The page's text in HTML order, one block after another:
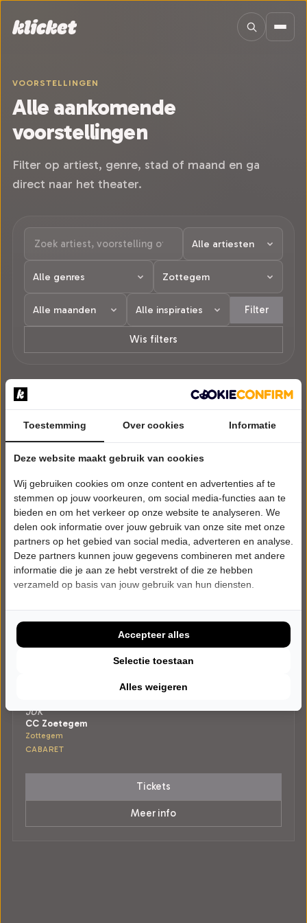
VOORSTELLINGEN
Alle aankomende
voorstellingen
Filter op artiest, genre, stad of maand en ga
direct naar het theater.
Filter
Wis filters
1 voorstelling in Zottegem.
ZATERDAG 16 JANUARI 2027 • 20:00 UUR
JUK
CC Zoetegem
Zottegem
CABARET
Tickets
Meer info
Toestemming Over cookies Informatie
Deze website maakt gebruik van cookies
Wij gebruiken cookies om onze content en advertenties af te
stemmen op jouw voorkeuren, om social media-functies aan te
bieden en om het verkeer op onze website te analyseren. We
delen ook informatie over jouw gebruik van onze site met onze
partners op het gebied van social media, adverteren en analyse.
Deze partners kunnen jouw gegevens combineren met andere
informatie die je aan ze hebt verstrekt of die ze hebben
verzameld op basis van jouw gebruik van hun diensten.
Alles weigeren
Selectie toestaan
Accepteer alles